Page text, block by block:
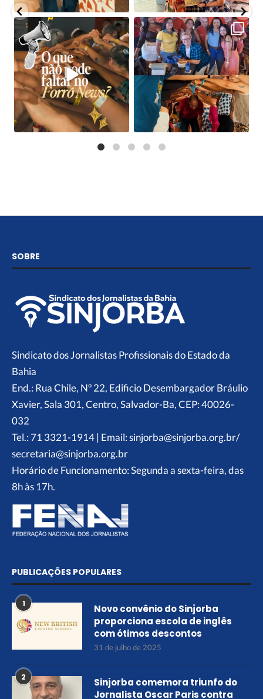
SOBRE
Sindicato dos Jornalistas Profissionais do Estado da
Bahia
End.: Rua Chile, Nº 22, Edificio Desembargador Bráulio
Xavier, Sala 301, Centro, Salvador-Ba, CEP: 40026-
032
Tel.: 71 3321-1914 | Email: sinjorba@sinjorba.org.br/
secretaria@sinjorba.org.br
Horário de Funcionamento: Segunda a sexta-feira, das
8h às 17h.
PUBLICAÇÕES POPULARES
1
Novo convênio do Sinjorba
proporciona escola de inglês
com ótimos descontos
31 de julho de 2025
2
Sinjorba comemora triunfo do
Jornalista Oscar Paris contra